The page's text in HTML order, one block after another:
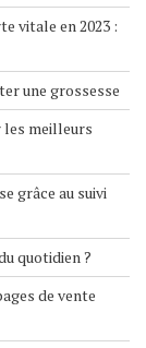
vitale en 2023 :
une grossesse
les meilleurs
grâce au suivi
quotidien ?
de vente